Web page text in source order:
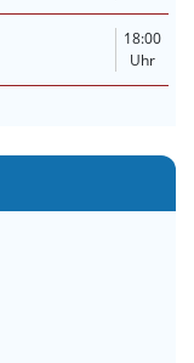
18:00
Uhr